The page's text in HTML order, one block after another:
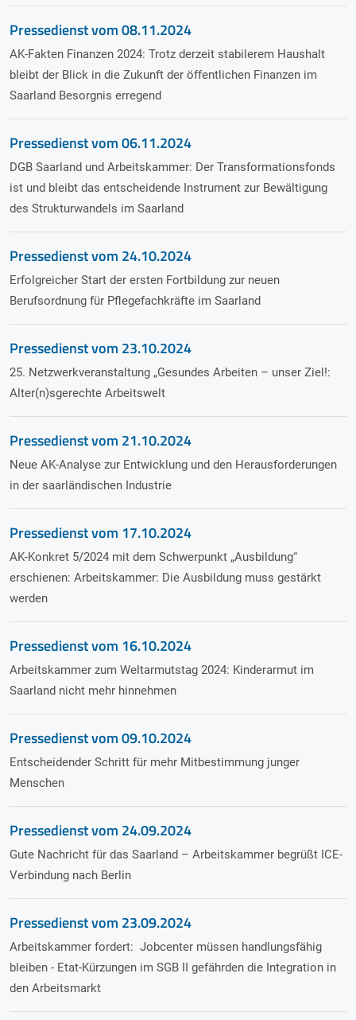
Pressedienst vom08.11.2024
AK-Fakten Finanzen 2024: Trotz derzeit stabilerem Haushalt
bleibt der Blick in die Zukunft der öffentlichen Finanzen im
Saarland Besorgnis erregend
Pressedienst vom06.11.2024
DGB Saarland und Arbeitskammer: Der Transformationsfonds
ist und bleibt das entscheidende Instrument zur Bewältigung
des Strukturwandels im Saarland
Pressedienst vom 24.10.2024
Erfolgreicher Start der ersten Fortbildung zur neuen
Berufsordnung für Pflegefachkräfte im Saarland
Pressedienst vom 23.10.2024
25. Netzwerkveranstaltung „Gesundes Arbeiten – unser Ziel!:
Alter(n)sgerechte Arbeitswelt
Pressedienst vom 21.10.2024
Neue AK-Analyse zur Entwicklung und den Herausforderungen
in der saarländischen Industrie
Pressedienst vom 17.10.2024
AK-Konkret 5/2024 mit dem Schwerpunkt „Ausbildung“
erschienen: Arbeitskammer: Die Ausbildung muss gestärkt
werden
Pressedienst vom 16.10.2024
Arbeitskammer zum Weltarmutstag 2024: Kinderarmut im
Saarland nicht mehr hinnehmen
Pressedienst vom09.10.2024
Entscheidender Schritt für mehr Mitbestimmung junger
Menschen
Pressedienst vom 24.09.2024
Gute Nachricht für das Saarland – Arbeitskammer begrüßt ICE-
Verbindung nach Berlin
Pressedienst vom 23.09.2024
Arbeitskammer fordert: Jobcenter müssen handlungsfähig
bleiben - Etat-Kürzungen im SGB II gefährden die Integration in
den Arbeitsmarkt